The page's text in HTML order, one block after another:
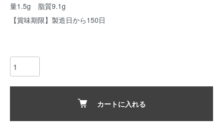
量1.5g 脂質9.1g
【賞味期限】製造日から150日
カートに入れる